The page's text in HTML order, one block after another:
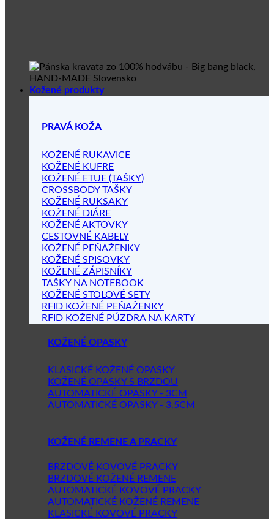
Kožené produkty
PRAVÁ KOŽA
KOŽENÉ RUKAVICE
KOŽENÉ KUFRE
KOŽENÉ ETUE (TAŠKY)
CROSSBODY TAŠKY
KOŽENÉ RUKSAKY
KOŽENÉ DIÁRE
KOŽENÉ AKTOVKY
CESTOVNÉ KABELY
KOŽENÉ PEŇAŽENKY
KOŽENÉ SPISOVKY
KOŽENÉ ZÁPISNÍKY
TAŠKY NA NOTEBOOK
KOŽENÉ STOLOVÉ SETY
RFID KOŽENÉ PEŇAŽENKY
RFID KOŽENÉ PÚZDRA NA KARTY
KOŽENÉ OPASKY
KLASICKÉ KOŽENÉ OPASKY
KOŽENÉ OPASKY S BRZDOU
AUTOMATICKÉ OPASKY - 3CM
AUTOMATICKÉ OPASKY - 3.5CM
KOŽENÉ REMENE A PRACKY
BRZDOVÉ KOVOVÉ PRACKY
BRZDOVÉ KOŽENÉ REMENE
AUTOMATICKÉ KOVOVÉ PRACKY
AUTOMATICKÉ KOŽENÉ REMENE
KLASICKÉ KOVOVÉ PRACKY